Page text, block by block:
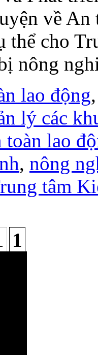
về An
thể cho
nông
lao động
lý các
lao
, nông
tâm
1